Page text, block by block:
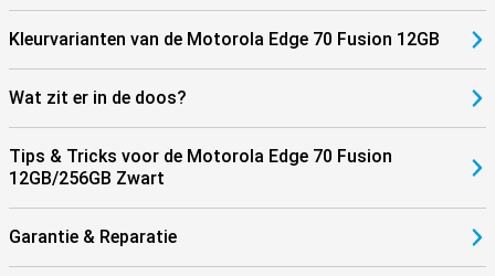
Kleurvarianten van de Motorola Edge 70 Fusion 12GB
Wat zit er in de doos?
Tips & Tricks voor de Motorola Edge 70 Fusion
12GB/256GB Zwart
Garantie & Reparatie